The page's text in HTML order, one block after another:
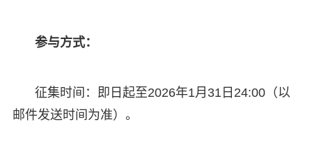
参与方式：
征集时间：即日起至2026年1月31日24:00（以
邮件发送时间为准）。